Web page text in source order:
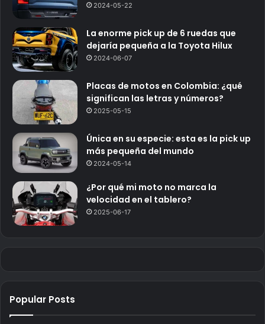
2024-05-22
La enorme pick up de 6 ruedas que
dejaría pequeña a la Toyota Hilux
2024-06-07
Placas de motos en Colombia: ¿qué
significan las letras y números?
2025-05-15
Única en su especie: esta es la pick up
más pequeña del mundo
2024-05-14
¿Por qué mi moto no marca la
velocidad en el tablero?
2025-06-17
Popular Posts